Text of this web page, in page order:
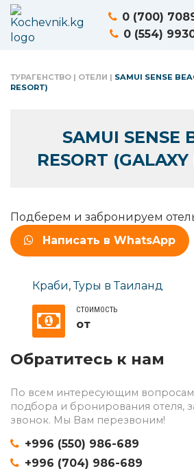
0 (700)
0 (554)
ТУРАГЕНСТВО | ОТЕЛИ | SAMUI SENSE
RESORT)
SAMUI SENSE
RESORT (GALAXY
Подберем и забронируем
Написать в WhatsApp
Краби,Туры в Таиланд
СТОИМОСТЬ
от
Обратитесь к нам
По всем интересующим
подбора и бронирования отеля,
звонок. Мы Вам перезвоним!
+996 (550) 986-689
+996 (704) 986-689